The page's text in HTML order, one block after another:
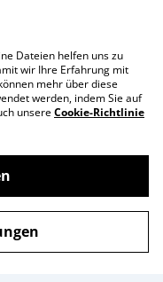
Richtlinie
Dateien helfen uns zu
wir Ihre Erfahrung mit
mehr über diese
werden, indem Sie auf
unsereCookie-Richtlinie